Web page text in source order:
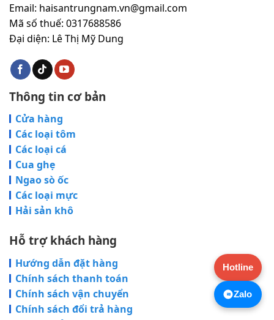
Email: haisantrungnam.vn@gmail.com
Mã số thuế: 0317688586
Đại diện: Lê Thị Mỹ Dung
Thông tin cơ bản
Cửa hàng
Các loại tôm
Các loại cá
Cua ghẹ
Ngao sò ốc
Các loại mực
Hải sản khô
Hỗ trợ khách hàng
Hướng dẫn đặt hàng
Chính sách thanh toán
Chính sách vận chuyển
Chính sách đổi trả hàng
Hotline
Zalo